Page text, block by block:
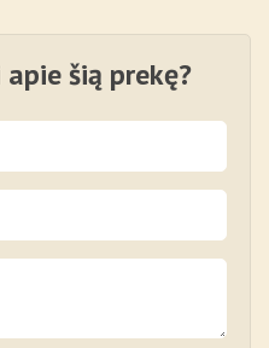
šią prekę?